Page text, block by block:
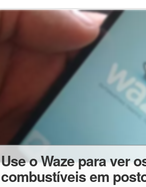
Use o Waze para ver
combustíveis em